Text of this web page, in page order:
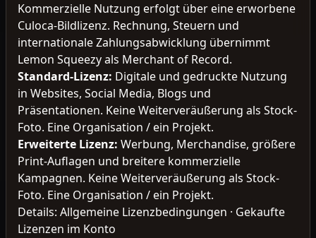
Kommerzielle Nutzung erfolgt über eine erworbene
Culoca-Bildlizenz. Rechnung, Steuern und
internationale Zahlungsabwicklung übernimmt
Lemon Squeezy als Merchant of Record.
Standard-Lizenz: Digitale und gedruckte Nutzung
in Websites, Social Media, Blogs und
Präsentationen. Keine Weiterveräußerung als Stock-
Foto. Eine Organisation / ein Projekt.
Erweiterte Lizenz: Werbung, Merchandise, größere
Print-Auflagen und breitere kommerzielle
Kampagnen. Keine Weiterveräußerung als Stock-
Foto. Eine Organisation / ein Projekt.
Details: Allgemeine Lizenzbedingungen · Gekaufte
Lizenzen im Konto